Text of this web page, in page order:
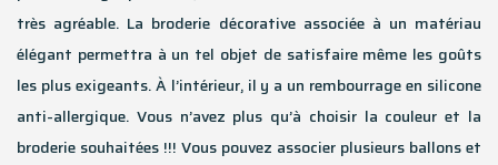
très agréable. La broderie décorative associée à un matériau
élégant permettra à un tel objet de satisfaire même les goûts
les plus exigeants. À l’intérieur, il y a un rembourrage en silicone
anti-allergique. Vous n’avez plus qu’à choisir la couleur et la
broderie souhaitées !!! Vous pouvez associer plusieurs ballons et